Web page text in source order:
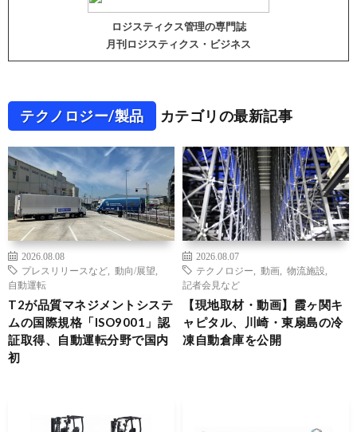
ロジスティクス管理の専門誌
月刊ロジスティクス・ビジネス
テクノロジー/製品 カテゴリの最新記事
2026.08.08
プレスリリースなど
動向/展望
自動運転
T2が品質マネジメントシステ
ムの国際規格「ISO9001」認
証取得、自動運転分野で国内
初
2026.08.07
テクノロジー
動画 物流施設
記者会見など
【現地取材・動画】霞ヶ関キ
ャピタル、川崎・東扇島の冷
凍自動倉庫を公開